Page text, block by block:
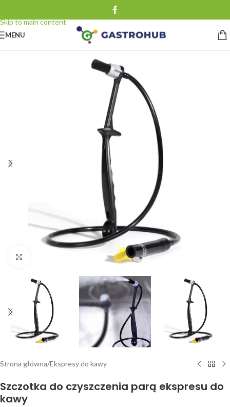
Skip to main content
MENU
Strona główna/Ekspresy do kawy
Szczotka do czyszczenia parą ekspresu do
kawy